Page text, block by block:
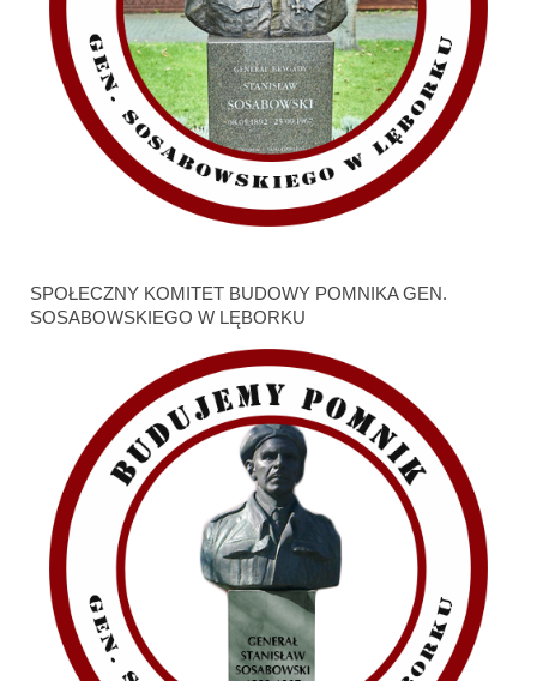
SPOŁECZNY KOMITET BUDOWY POMNIKA GEN.
SOSABOWSKIEGO W LĘBORKU